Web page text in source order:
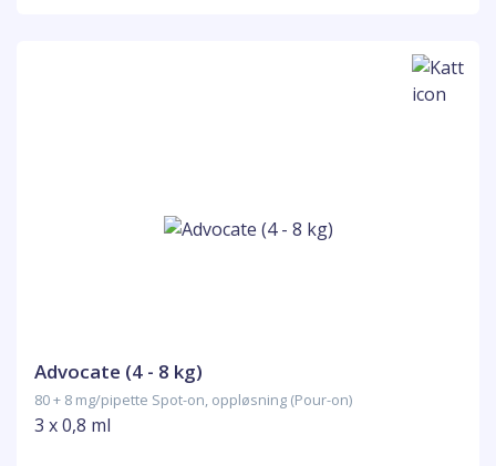
Advocate (4 - 8 kg)
80 + 8 mg/pipette Spot-on, oppløsning (Pour-on)
3 x 0,8 ml